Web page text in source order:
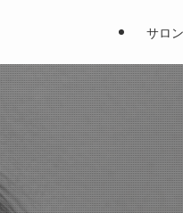
サロ